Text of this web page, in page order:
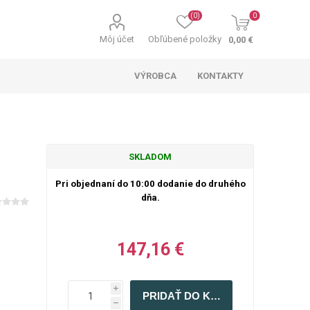
Môj účet Obľúbené položky
(0) 0
0,00 €
VÝROBCA KONTAKTY
SKLADOM
Pri objednaní do 10:00 dodanie do druhého
dňa.
147,16 €
i
h